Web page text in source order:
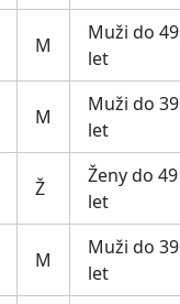
M
Muži do 49
let
M
Muži do 39
let
Ž
Ženy do 49
let
M
Muži do 39
let